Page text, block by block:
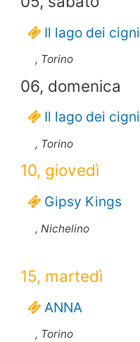
Il lago dei cigni
, Torino
06, domenica
Il lago dei cigni
, Torino
10, giovedì
Gipsy Kings
, Nichelino
15, martedì
ANNA
, Torino